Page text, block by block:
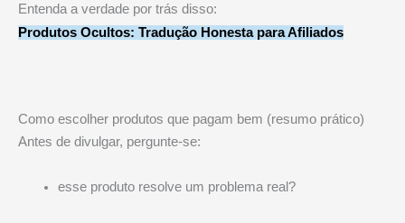
Entenda a verdade por trás disso:
Produtos Ocultos: Tradução Honesta para Afiliados
Como escolher produtos que pagam bem (resumo prático)
Antes de divulgar, pergunte-se:
esse produto resolve um problema real?